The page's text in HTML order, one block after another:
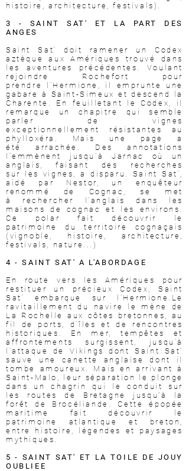
histoire, architecture, festivals).
3 - SAINT SAT' ET LA PART DES
ANGES
Saint Sat’ doit ramener un Codex
aztèque auxAmériques trouvé dans
les aventures précédentes. Voulant
rejoindre Rochefort pour
prendre
l’Hermione, il emprunte une
gabare à Saint-Simeux et descend la
Charente. En feuilletant le Codex, il
remarque un chapitre qui semble
parler de vignes
exceptionnellement résistantes au
phylloxéra. Mais une page a
étéarrachée. Des annotations
l’emmènent jusqu’àJarnac où un
anglais, faisant des recherches
sur
les vignes, a disparu. Saint Sat’,
aidé par Nestor, un enquêteur
renommé de Cognac, se met
à rechercher l’anglais dans les
maisons de cognac et
les environs.
Ce polar fait découvrir le
patrimoinedu territoire cognaçais
(vignoble, histoire,architecture,
festivals, nature...)
4 - SAINT SAT' A L'ABORDAGE
En route vers les Amériques pour
restituer un précieux Codex, Saint
Sat’ embarque sur l’Hermione.Le
ravitaillement du navire le mène de
La Rochelle aux côtes bretonnes, au
fil de ports, d’îles et de rencontres
historiques. En mer, tempêtes et
affrontements surgissent, jusqu’à
l’attaque de Vikings dont Saint Sat’
sauve une canette anglaise dont il
tombe amoureux. Mais en arrivant à
Saint-Malo, leur séparation le plonge
dans un chagrin qui le conduit sur
les routes de Bretagne jusqu'à la
forêt de Brocéliande. Cette épopée
maritime fait découvrir le
patrimoine atlantique et breton,
entre histoire, légendes et paysages
mythiques.
5 - SAINT SAT' ET LA TOILE DE JOUY
OUBLIEE